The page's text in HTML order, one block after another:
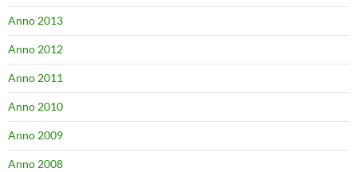
Anno 2013
Anno 2012
Anno 2011
Anno 2010
Anno 2009
Anno 2008